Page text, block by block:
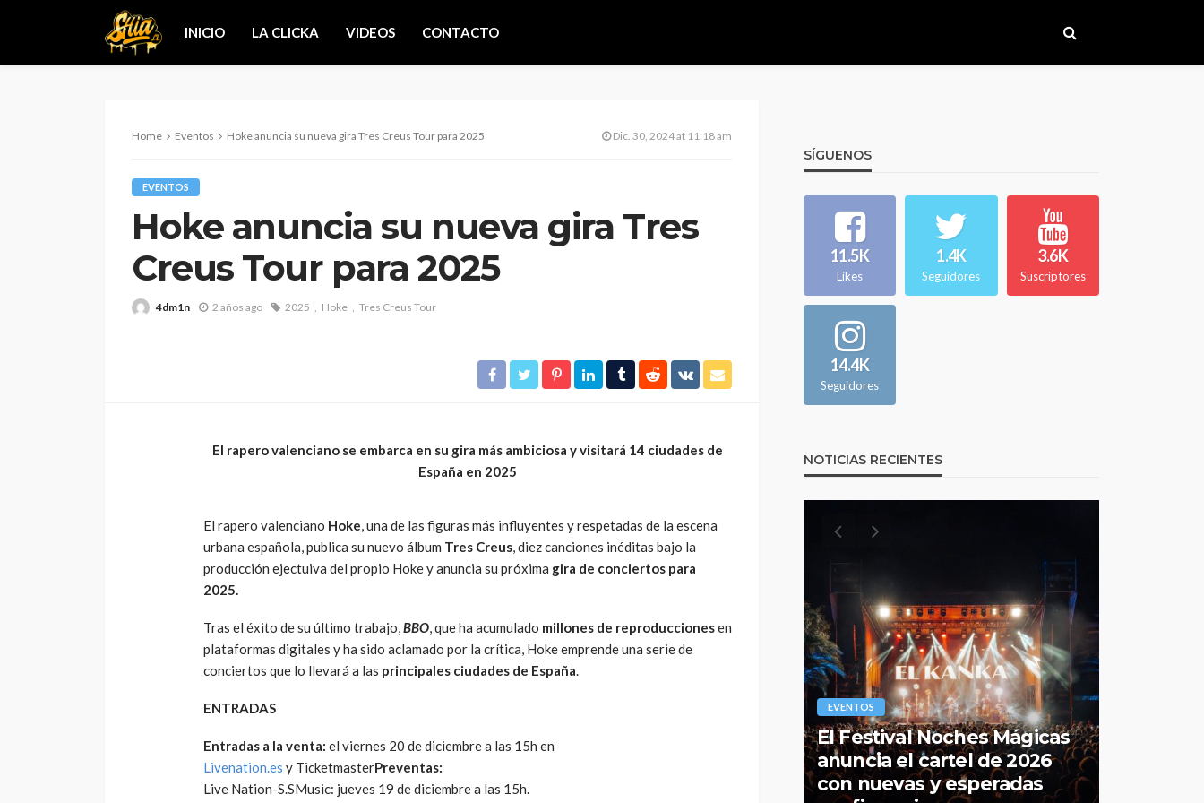
INICIO LA CLICKA VIDEOS CONTACTO
Home Eventos Hoke anuncia su nueva gira Tres Creus Tour para 2025 Dic. 30, 2024 at 11:18 am
EVENTOS
Hoke anuncia su nueva gira Tres
Creus Tour para 2025
4dm1n 2 años ago 2025 Hoke Tres Creus Tour
El rapero valenciano se embarca en su gira más ambiciosa y visitará 14 ciudades de
España en 2025
El rapero valenciano Hoke, una de las figuras más influyentes y respetadas de la escena
urbana española, publica su nuevo álbum Tres Creus, diez canciones inéditas bajo la
producción ejectuiva del propio Hoke y anuncia su próxima gira de conciertos para
2025.
Tras el éxito de su último trabajo,BBO, que ha acumulado millones de reproduccionesen
plataformas digitales y ha sido aclamado por la crítica, Hoke emprende una serie de
conciertos que lo llevará a las principales ciudades de España.
ENTRADAS
Entradas a la venta: el viernes 20 de diciembre a las 15h en
Livenation.es y TicketmasterPreventas:
Live Nation-S.SMusic: jueves 19 de diciembre a las 15h.
SÍGUENOS
11.5K
Likes
1.4K
Seguidores
3.6K
Suscriptores
14.4K
Seguidores
NOTICIAS RECIENTES
Vico C vuelve a Chile y
confirma soldout a casi 10
días de su concierto de este
23 de Mayo en Movistar
La Mala Rodriguez estará
Estocolmo
EVENTOS
El Festival Noches Mágicas
anuncia el cartel de 2026
con nuevas y esperadas